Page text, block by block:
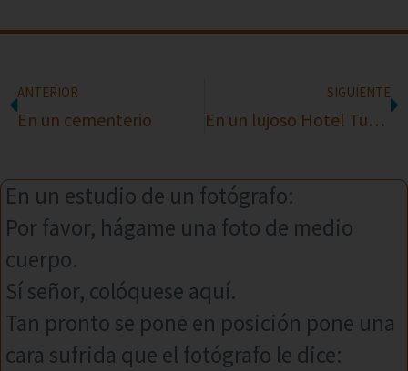
ANTERIOR
En un cementerio
SIGUIENTE
En un lujoso Hotel Turístico
En un estudio de un fotógrafo:
Por favor, hágame una foto de medio
cuerpo.
Sí señor, colóquese aquí.
Tan pronto se pone en posición pone una
cara sufrida que el fotógrafo le dice: